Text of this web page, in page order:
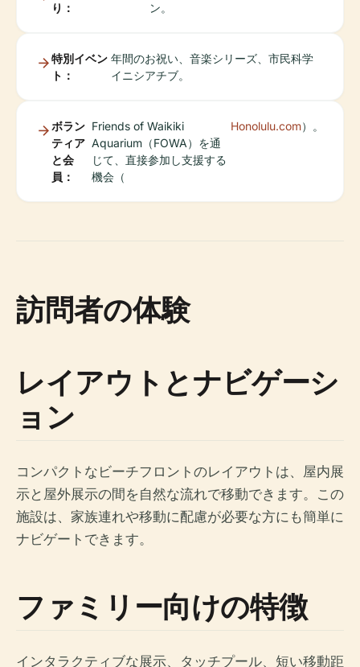
り：
ン。
特別イベン
ト：
年間のお祝い、音楽シリーズ、市民科学
イニシアチブ。
ボラン
ティア
と会
員：
Friends of Waikiki
Aquarium（FOWA）を通
じて、直接参加し支援する
機会（
Honolulu.com）。
訪問者の体験
レイアウトとナビゲーシ
ョン
コンパクトなビーチフロントのレイアウトは、屋内展
示と屋外展示の間を自然な流れで移動できます。この
施設は、家族連れや移動に配慮が必要な方にも簡単に
ナビゲートできます。
ファミリー向けの特徴
インタラクティブな展示、タッチプール、短い移動距